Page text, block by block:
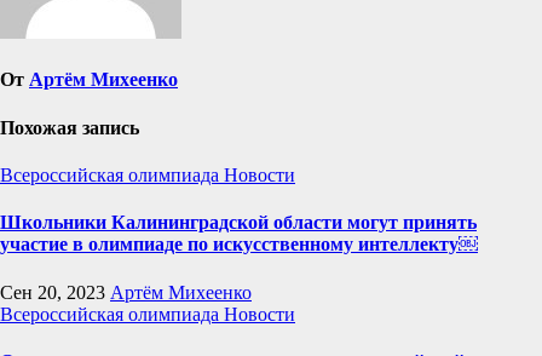
От Артём Михеенко
Похожая запись
Всероссийская олимпиада Новости
Школьники Калининградской области могут принять
участие в олимпиаде по искусственному интеллекту￼
Сен 20, 2023 Артём Михеенко
Всероссийская олимпиада Новости